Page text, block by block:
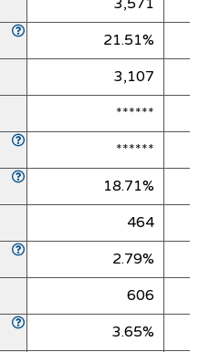
3,571
21.51%
3,107
******
******
18.71%
464
2.79%
606
3.65%